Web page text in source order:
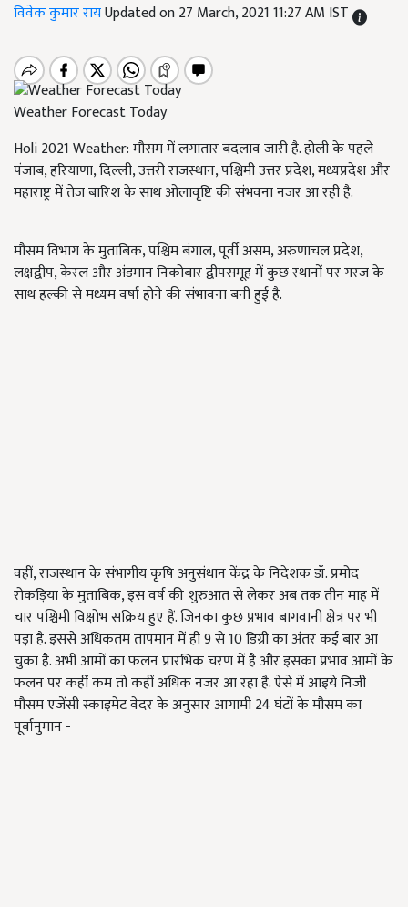
विवेक कुमार रायUpdated on 27 March, 2021 11:27 AM IST
Weather Forecast Today
Holi 2021 Weather: मौसम में लगातार बदलाव जारी है. होली के पहले
पंजाब, हरियाणा, दिल्ली, उत्तरी राजस्थान, पश्चिमी उत्तर प्रदेश, मध्यप्रदेश और
महाराष्ट्र में तेज बारिश के साथ ओलावृष्टि की संभवना नजर आ रही है.
मौसम विभाग के मुताबिक, पश्चिम बंगाल, पूर्वी असम, अरुणाचल प्रदेश,
लक्षद्वीप, केरल और अंडमान निकोबार द्वीपसमूह में कुछ स्थानों पर गरज के
साथ हल्की से मध्यम वर्षा होने की संभावना बनी हुई है.
वहीं, राजस्थान के संभागीय कृषि अनुसंधान केंद्र के निदेशक डॉ. प्रमोद
रोकड़िया के मुताबिक, इस वर्ष की शुरुआत से लेकर अब तक तीन माह में
चार पश्चिमी विक्षोभ सक्रिय हुए हैं. जिनका कुछ प्रभाव बागवानी क्षेत्र पर भी
पड़ा है. इससे अधिकतम तापमान में ही 9 से 10 डिग्री का अंतर कई बार आ
चुका है. अभी आमों का फलन प्रारंभिक चरण में है और इसका प्रभाव आमों के
फलन पर कहीं कम तो कहीं अधिक नजर आ रहा है. ऐसे में आइये निजी
मौसम एजेंसी स्काइमेट वेदर के अनुसार आगामी 24 घंटों के मौसम का
पूर्वानुमान -